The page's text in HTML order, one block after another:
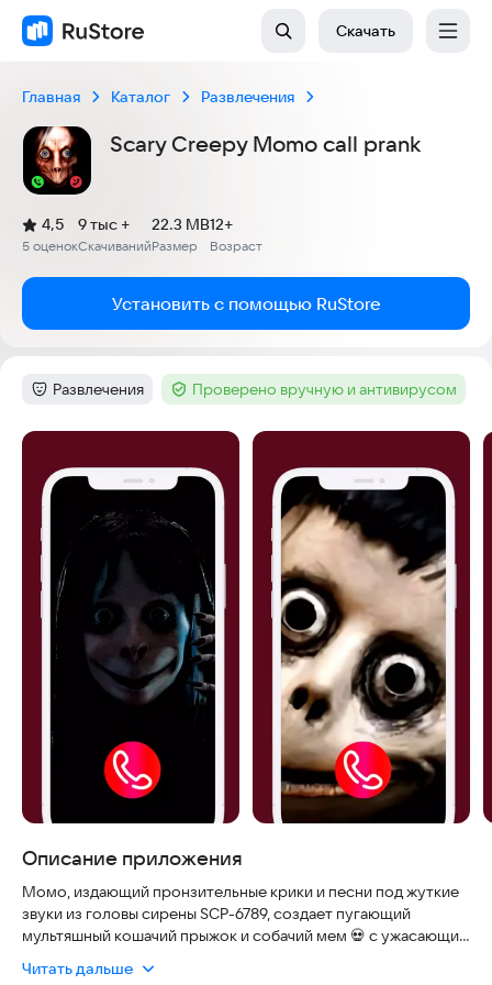
Скачать
Главная Каталог Развлечения
Scary Creepy Momo call prank
Рейтинг:
4,5
(
5 оценок
)
Скачиваний
9 тыс +
Размер
22.3 MB
Возраст
12+
Установить с помощью RuStore
Категория:
Развлечения Тег :Проверено вручную и антивирусом
Скриншоты
Описание приложения
Момо, издающий пронзительные крики и песни под жуткие
звуки из головы сирены SCP-6789, создает пугающий
мультяшный кошачий прыжок и собачий мем 💀 с ужасающим
страшную шутку с вызовом Момо из видео SCP-6789,
Читать дальше